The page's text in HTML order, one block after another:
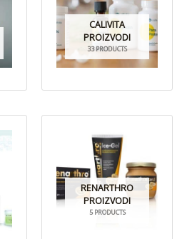
CALIVITA
PROIZVODI
33 PRODUCTS
RENARTHRO
PROIZVODI
5 PRODUCTS